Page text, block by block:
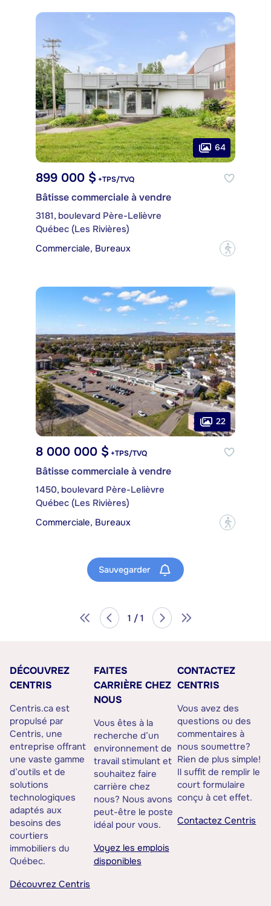
64
899 000 $ +TPS/TVQ
Bâtisse commerciale à vendre
3181, boulevard Père-Lelièvre
Québec (Les Rivières)
Commerciale, Bureaux
?
22
8 000 000 $ +TPS/TVQ
Bâtisse commerciale à vendre
1450, boulevard Père-Lelièvre
Québec (Les Rivières)
Commerciale, Bureaux
?
Sauvegarder
1 / 1
DÉCOUVREZ
CENTRIS
Centris.ca est
propulsé par
Centris, une
entreprise offrant
une vaste gamme
d’outils et de
solutions
technologiques
adaptés aux
besoins des
courtiers
immobiliers du
Québec.
Découvrez Centris
FAITES
CARRIÈRE CHEZ
NOUS
Vous êtes à la
recherche d’un
environnement de
travail stimulant et
souhaitez faire
carrière chez
nous? Nous avons
peut-être le poste
idéal pour vous.
Voyez les emplois
disponibles
CONTACTEZ
CENTRIS
Vous avez des
questions ou des
commentaires à
nous soumettre?
Rien de plus simple!
Il suffit de remplir le
court formulaire
conçu à cet effet.
Contactez Centris